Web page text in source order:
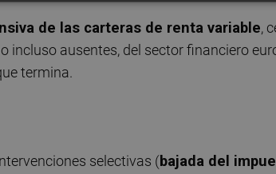
de las carteras de renta variable,
incluso ausentes, del sector financiero
termina.
selectivas (bajada del